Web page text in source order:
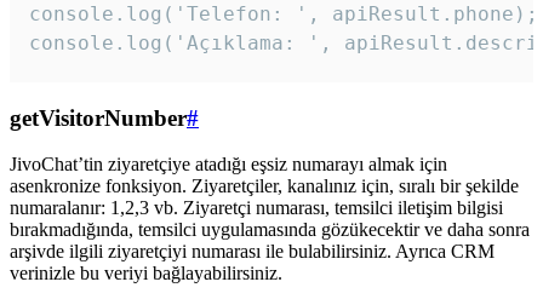
console.log('Telefon: ', apiResult.phone);
console.log('Açıklama: ',
getVisitorNumber#
JivoChat’tin ziyaretçiye atadığı eşsiz numarayı almak için
asenkronize fonksiyon. Ziyaretçiler, kanalınız için, sıralı bir şekilde
numaralanır: 1,2,3 vb. Ziyaretçi numarası, temsilci iletişim bilgisi
bırakmadığında, temsilci uygulamasında gözükecektir ve daha sonra
arşivde ilgili ziyaretçiyi numarası ile bulabilirsiniz. Ayrıca CRM
verinizle bu veriyi bağlayabilirsiniz.